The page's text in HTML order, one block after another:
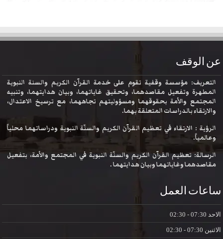
عن الوقف
التعريف: مؤسسة وقفية تقوم على خدمة القرآن الكريم والسنة النبوية
المطهرة وتفعيل مقاصدهما، وتحقيق غاياتهما، وبيان هدايتهما، وتنبيه
المجتمع والأمة بحقوقهما ومسؤوليتهم تجاههما، مع ترسيخ الاعتدال،
والارتقاء بالدراسات المتعلقة بهما.
الرؤية : الارتقاء في تعظيم القرآن الكريم والسنّة النبوية ودراساتهما محلياً
وعالمياً.
الرسالة: تعظيم القرآن الكريم والسنّة النبوية في المجتمع والأمة، بتفعيل
مقاصدهما وغاياتهما وبيان هدايتهما .
ساعات العمل
الاحد
الاثنين